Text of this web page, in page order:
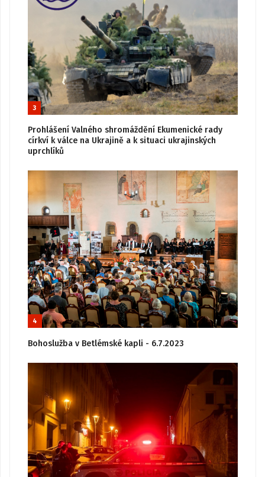
3
Prohlášení Valného shromáždění Ekumenické rady
církví k válce na Ukrajině a k situaci ukrajinských
uprchlíků
4
Bohoslužba v Betlémské kapli - 6.7.2023